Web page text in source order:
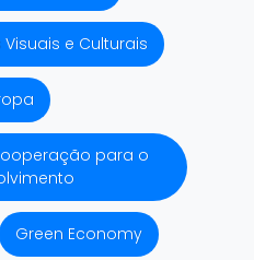
e Culturais
para o
Green Economy